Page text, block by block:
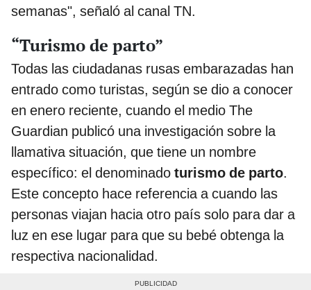
semanas", señaló al canal TN.
“Turismo de parto”
Todas las ciudadanas rusas embarazadas han
entrado como turistas, según se dio a conocer
en enero reciente, cuando el medio The
Guardian publicó una investigación sobre la
llamativa situación, que tiene un nombre
específico: el denominado turismo de parto.
Este concepto hace referencia a cuando las
personas viajan hacia otro país solo para dar a
luz en ese lugar para que su bebé obtenga la
respectiva nacionalidad.